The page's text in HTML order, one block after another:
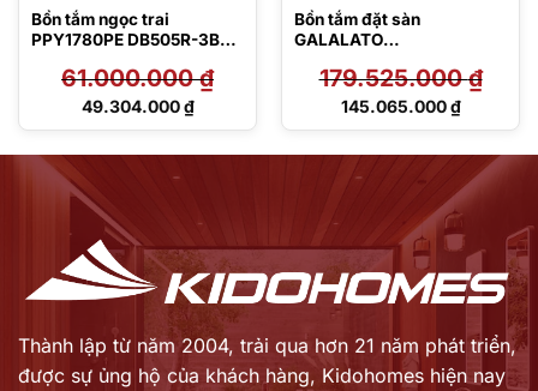
Bồn tắm ngọc trai
PPY1780PE DB505R-3B
61.000.000₫
Giá
49.304.000₫
Giá
Bồn tắm đặt sàn
GALALATO
TVBF412
179.525.000₫
Giá
179.525.000 ₫.
145.065.000₫
Giá
145.065.000 ₫.
Thành lập từ năm 2004, trải qua hơn 21 năm phát triển,
được sự ủng hộ của khách hàng, Kidohomes hiện nay